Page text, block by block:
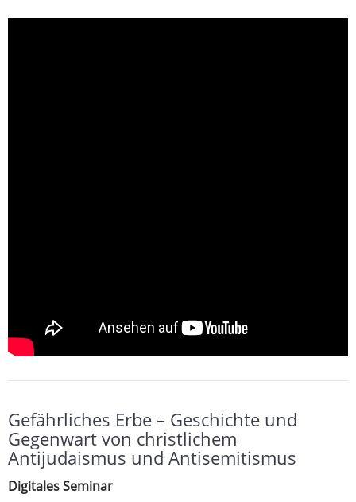
Gefährliches Erbe – Geschichte und
Gegenwart von christlichem
Antijudaismus und Antisemitismus
Digitales Seminar